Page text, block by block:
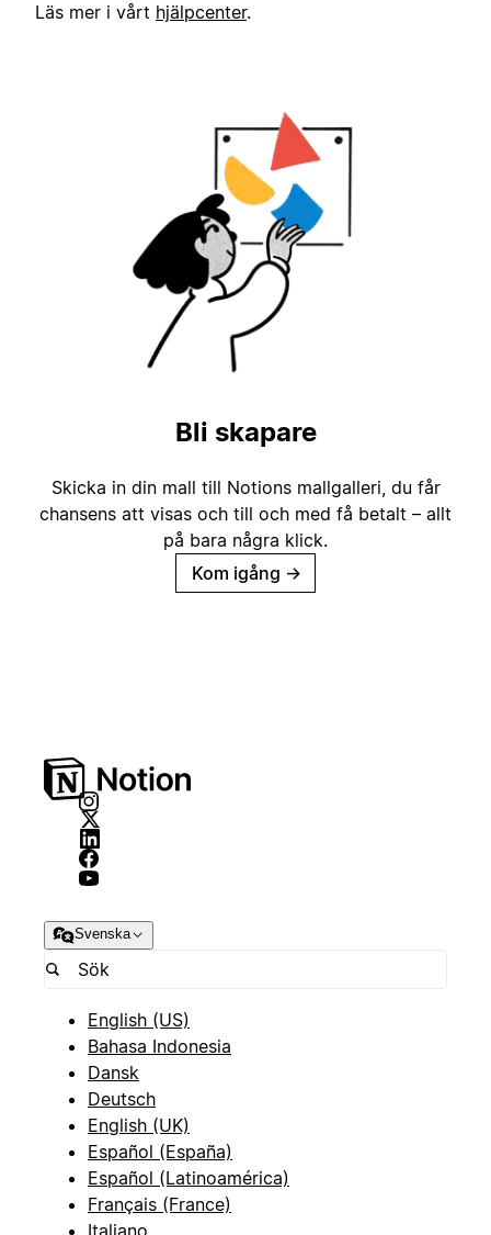
Läs mer i vårt hjälpcenter.
Bli skapare
Skicka in din mall till Notions mallgalleri, du får
chansens att visas och till och med få betalt – allt
på bara några klick.
Kom igång →
Svenska
English (US)
Bahasa Indonesia
Dansk
Deutsch
English (UK)
Español (España)
Español (Latinoamérica)
Français (France)
Italiano